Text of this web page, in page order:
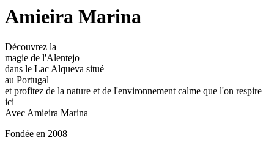
Amieira Marina
Découvrez la
magie de l'Alentejo
dans le Lac Alqueva situé
au Portugal
et profitez de la nature et de l'environnement calme que l'on respire
ici
Avec Amieira Marina
Fondée en 2008